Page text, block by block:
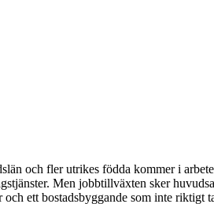
och fler utrikes födda kommer i
Men jobbtillväxten sker
och ett bostadsbyggande som inte